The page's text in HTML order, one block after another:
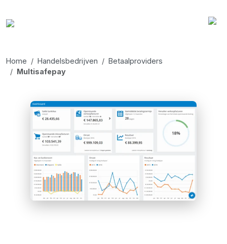
Home Handelsbedrijven
Betaalproviders
Multisafepay